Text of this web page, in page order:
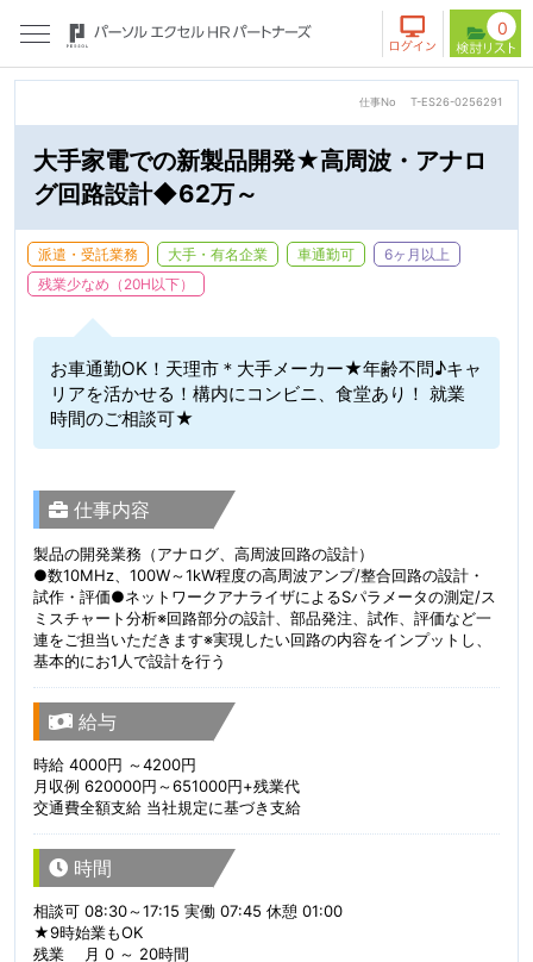
0
仕事No T-ES26-0256291
大手家電での新製品開発★高周波・アナロ
グ回路設計◆62万～
派遣・受託業務 大手・有名企業 車通勤可
6ヶ月以上
残業少なめ（20H以下）
お車通勤OK！天理市＊大手メーカー★年齢不問♪キャ
リアを活かせる！構内にコンビニ、食堂あり！ 就業
時間のご相談可★
仕事内容
製品の開発業務（アナログ、高周波回路の設計）
●数10MHz、100W～1kW程度の高周波アンプ/整合回路の設計・
試作・評価●ネットワークアナライザによるSパラメータの測定/ス
ミスチャート分析※回路部分の設計、部品発注、試作、評価など一
連をご担当いただきます※実現したい回路の内容をインプットし、
基本的にお1人で設計を行う
給与
時給 4000円 ～4200円
月収例 620000円～651000円+残業代
交通費全額支給 当社規定に基づき支給
時間
相談可 08:30～17:15 実働 07:45 休憩 01:00
★9時始業もOK
残業 月 0 ～ 20時間